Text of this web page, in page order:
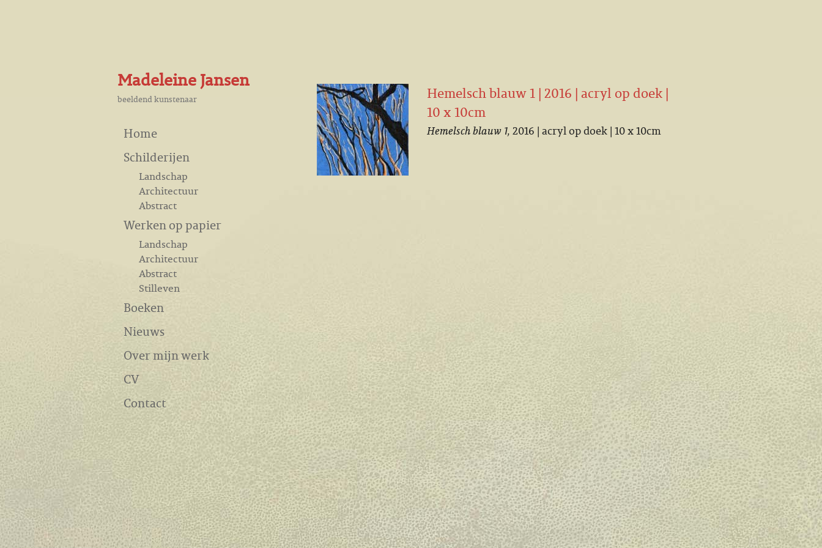
Hemelsch blauw 1 | 2016 | acryl op doek |
10 x 10cm
Hemelsch blauw 1,2016 | acryl op doek | 10 x 10cm
Madeleine Jansen
beeldend kunstenaar
Home
Schilderijen
Landschap
Architectuur
Abstract
Werken op papier
Landschap
Architectuur
Abstract
Stilleven
Boeken
Nieuws
Over mijn werk
CV
Contact